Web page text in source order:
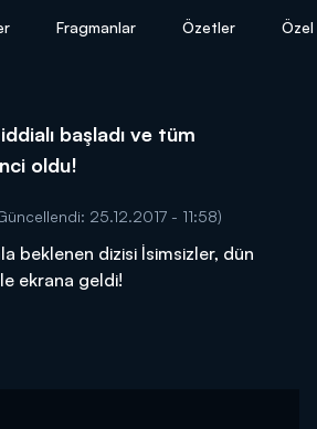
Fragmanlar Özetler
başladı ve tüm
oldu!
25.12.2017 - 11:58)
beklenen dizisi İsimsizler, dün
ekrana geldi!